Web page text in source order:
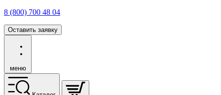
8 (800) 700 48 04
Оставить заявку
меню